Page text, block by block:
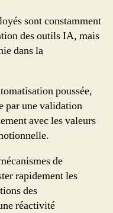
sont constamment
des outils IA, mais
dans la
poussée,
par une validation
avec les valeurs
de
rapidement les
des
réactivité